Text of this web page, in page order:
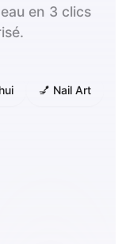
en 3 clics
💅 Nail Art